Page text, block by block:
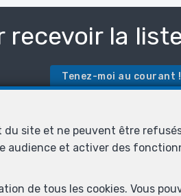
la
Tenez-moi au courant !
Contactez-
site et ne peuvent être
et activer des
de tous les cookies. Vous